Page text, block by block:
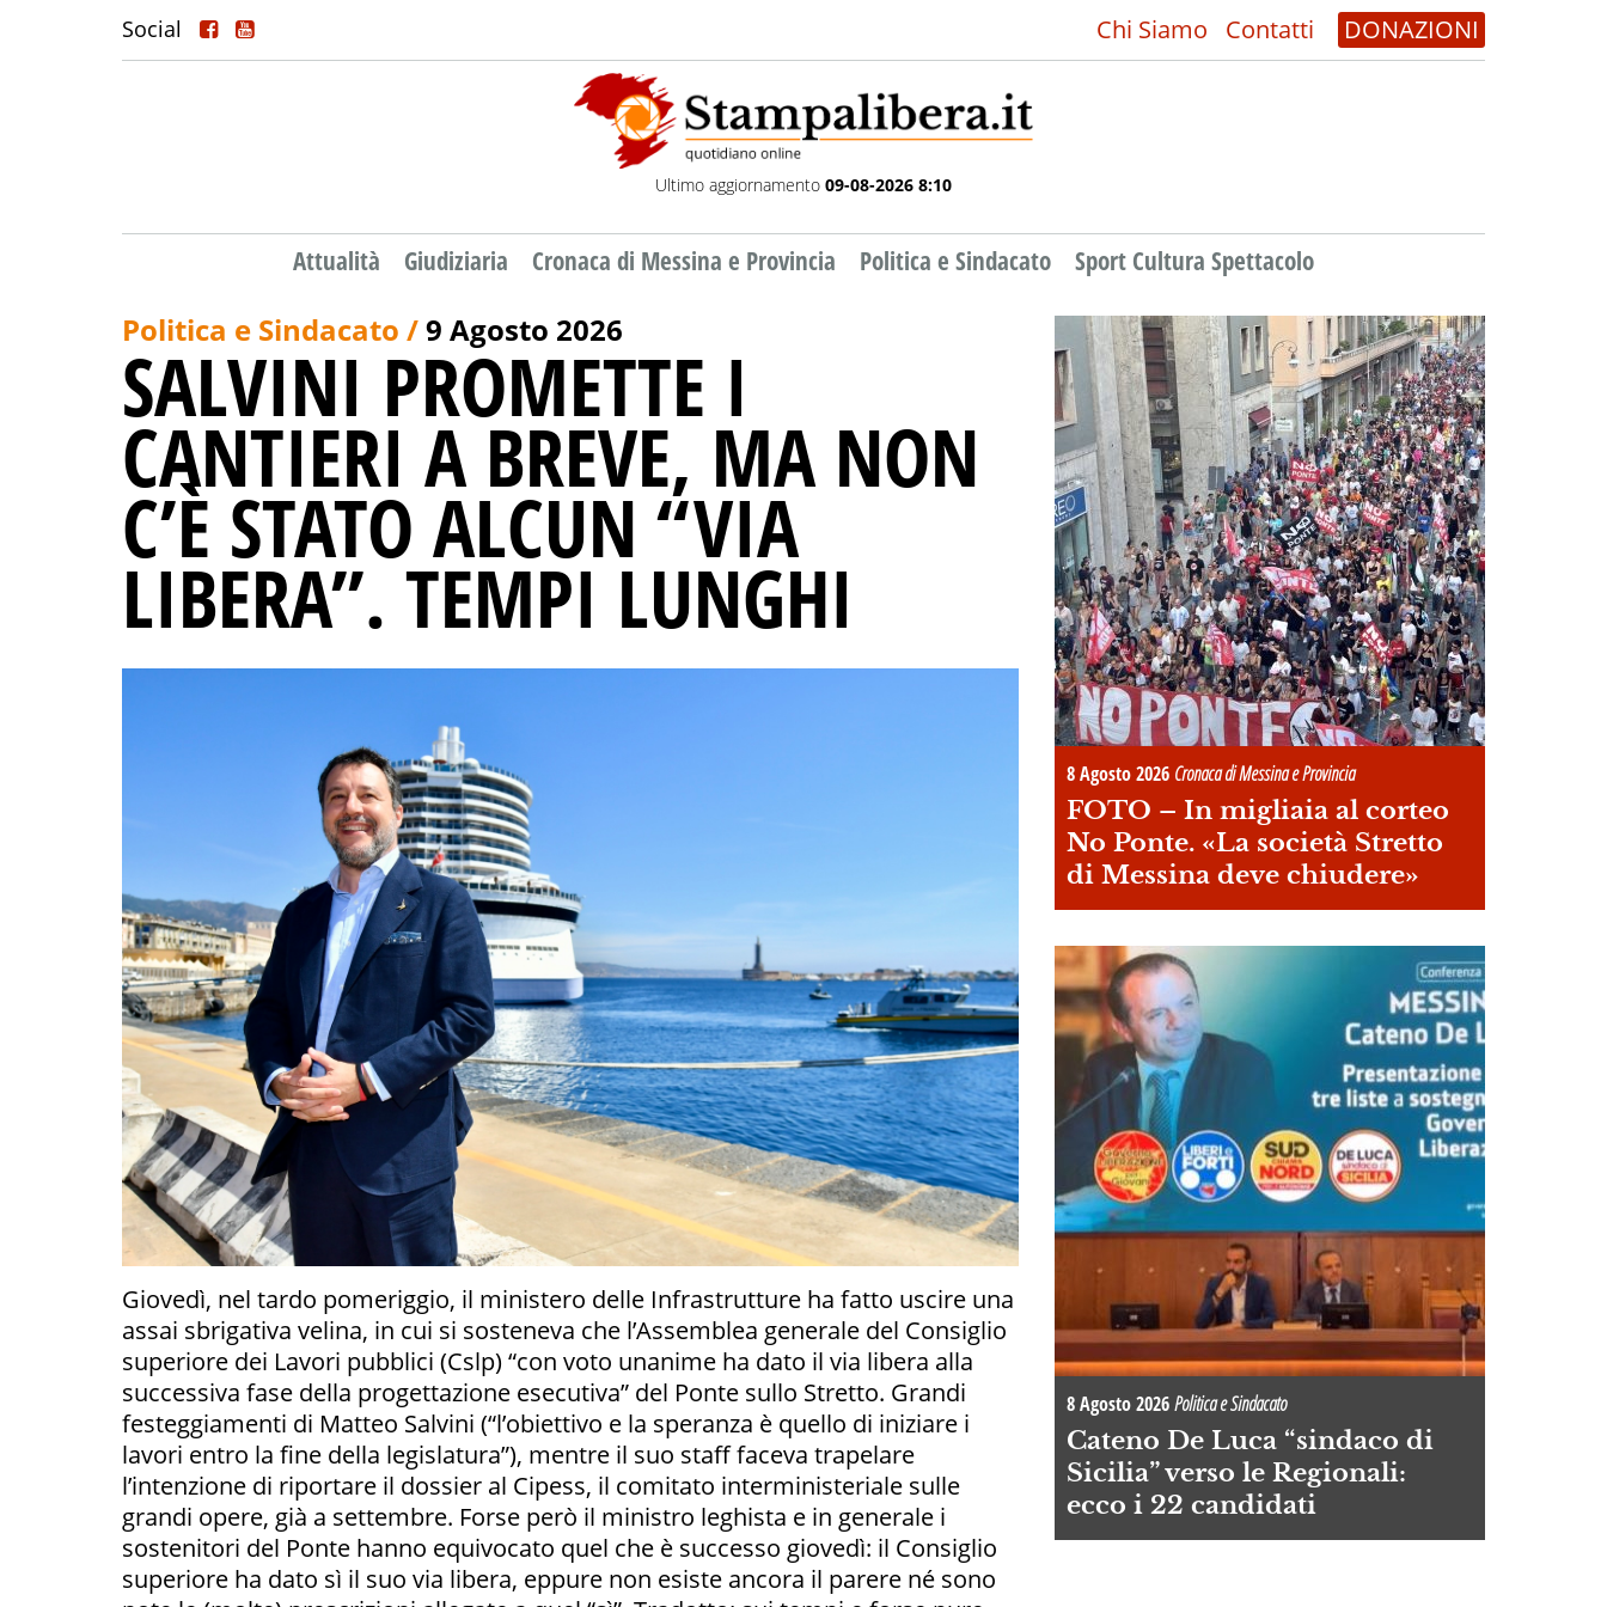
Social Chi Siamo Contatti DONAZIONI
Ultimo aggiornamento 09-08-2026 8:10
Attualità Giudiziaria Cronaca di Messina e Provincia Politica e Sindacato Sport Cultura Spettacolo
Politica e Sindacato /9 Agosto 2026
SALVINI PROMETTE I
CANTIERI A BREVE, MA NON
C’È STATO ALCUN “VIA
LIBERA”. TEMPI LUNGHI
Giovedì, nel tardo pomeriggio, il ministero delle Infrastrutture ha fatto uscire una
assai sbrigativa velina, in cui si sosteneva che l’Assemblea generale del Consiglio
superiore dei Lavori pubblici (Cslp) “con voto unanime ha dato il via libera alla
successiva fase della progettazione esecutiva” del Ponte sullo Stretto. Grandi
festeggiamenti di Matteo Salvini (“l’obiettivo e la speranza è quello di iniziare i
lavori entro la fine della legislatura”), mentre il suo staff faceva trapelare
l’intenzione di riportare il dossier al Cipess, il comitato interministeriale sulle
grandi opere, già a settembre. Forse però il ministro leghista e in generale i
sostenitori del Ponte hanno equivocato quel che è successo giovedì: il Consiglio
superiore ha dato sì il suo via libera, eppure non esiste ancora il parere né sono
8 Agosto 2026 Cronaca di Messina e Provincia
FOTO – In migliaia al corteo
No Ponte. «La società Stretto
di Messina deve chiudere»
8 Agosto 2026Politica e Sindacato
Cateno De Luca “sindaco di
Sicilia” verso le Regionali:
ecco i 22 candidati